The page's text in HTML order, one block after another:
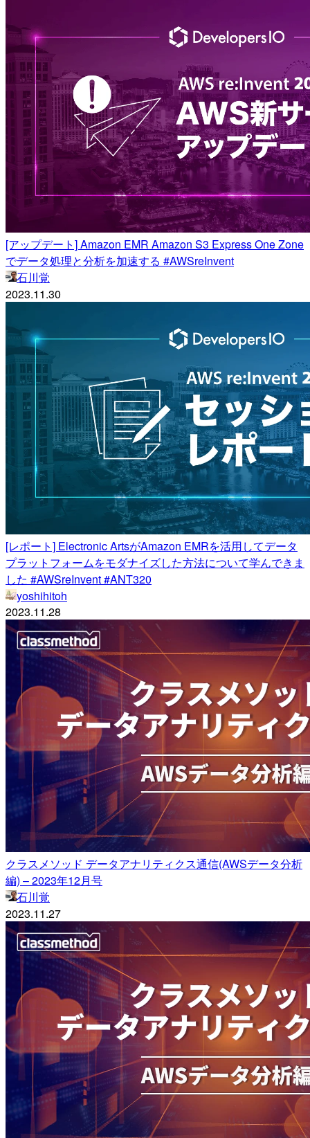
[アップデート] Amazon EMR Amazon S3 Express One Zone
でデータ処理と分析を加速する #AWSreInvent
石川覚
2023.11.30
[レポート] Electronic ArtsがAmazon EMRを活用してデータ
プラットフォームをモダナイズした方法について学んできま
した #AWSreInvent #ANT320
yoshihitoh
2023.11.28
クラスメソッド データアナリティクス通信(AWSデータ分析
編) – 2023年12月号
石川覚
2023.11.27